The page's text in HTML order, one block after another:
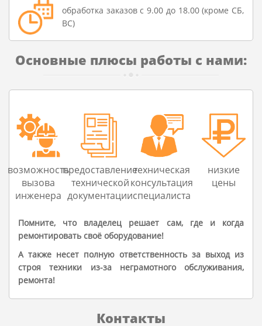
обработка заказов с 9.00 до 18.00 (кроме СБ,
ВС)
Основные плюсы работы с нами:
возможность
вызова
инженера
предоставление
технической
документации
техническая
консультация
специалиста
низкие
цены
Помните, что владелец решает сам, где и когда
ремонтировать своё оборудование!
А также несет полную ответственность за выход из
строя техники из-за неграмотного обслуживания,
ремонта!
Контакты